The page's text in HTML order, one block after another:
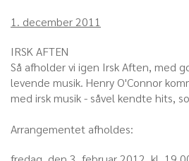
1. december 2011
IRSK AFTEN
Så afholder vi igen Irsk Aften, med
levende musik. Henry O'Connor
med irsk musik - såvel kendte hits,
Arrangementet afholdes: